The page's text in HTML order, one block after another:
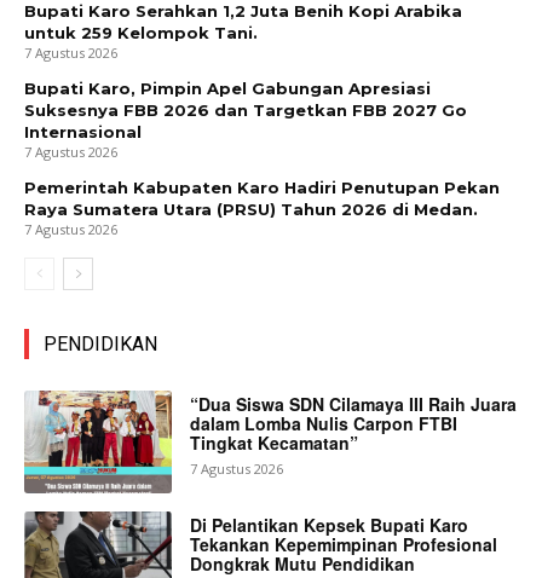
Bupati Karo Serahkan 1,2 Juta Benih Kopi Arabika
untuk 259 Kelompok Tani.
7 Agustus 2026
Bupati Karo, Pimpin Apel Gabungan Apresiasi
Suksesnya FBB 2026 dan Targetkan FBB 2027 Go
Internasional
7 Agustus 2026
Pemerintah Kabupaten Karo Hadiri Penutupan Pekan
Raya Sumatera Utara (PRSU) Tahun 2026 di Medan.
7 Agustus 2026
PENDIDIKAN
“Dua Siswa SDN Cilamaya III Raih Juara
dalam Lomba Nulis Carpon FTBI
Tingkat Kecamatan”
7 Agustus 2026
Di Pelantikan Kepsek Bupati Karo
Tekankan Kepemimpinan Profesional
Dongkrak Mutu Pendidikan